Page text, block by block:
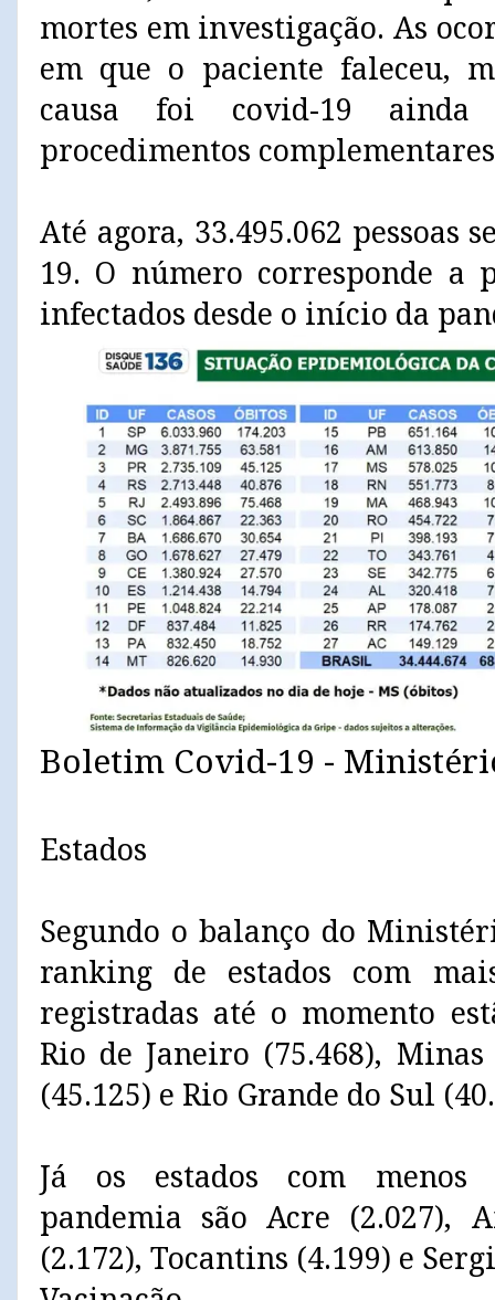
mortes em investigação. As
em que o paciente faleceu,
causa foi covid-19 ainda
procedimentos
Até agora, 33.495.062 pessoas
19. O número corresponde a
infectados desde o início da
Boletim Covid-19 -
Estados
Segundo o balanço do
ranking de estados com
registradas até o momento
Rio de Janeiro (75.468), Minas
(45.125) e Rio Grande do Sul
Já os estados com menos
pandemia são Acre (2.027),
(2.172), Tocantins (4.199) e